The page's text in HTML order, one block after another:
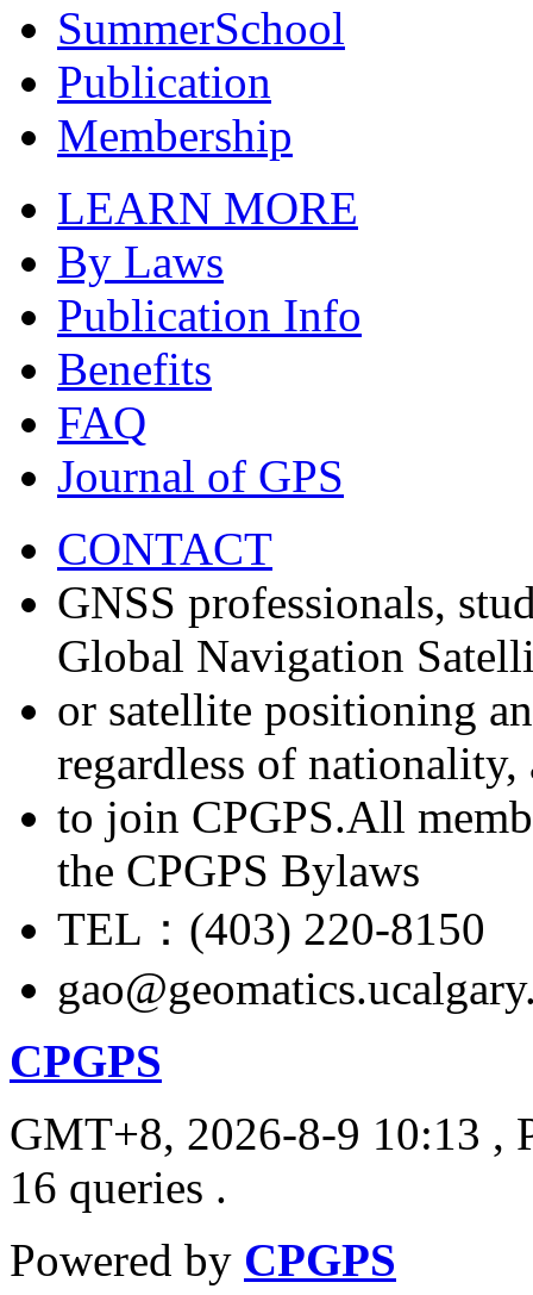
SummerSchool
Publication
Membership
LEARN MORE
By Laws
Publication Info
Benefits
FAQ
Journal of GPS
CONTACT
GNSS professionals,
Global Navigation
or satellite positioning
regardless of nationality,
to join CPGPS.All
the CPGPS Bylaws
TEL：(403) 220-8150
CPGPS
GMT+8, 2026-8-9 10:13 ,
16 queries .
Powered by CPGPS